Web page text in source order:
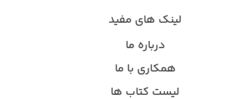
لینک های مفید
درباره ما
همکاری با ما
لیست کتاب ها